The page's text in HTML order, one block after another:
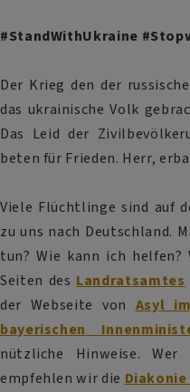
#StandWithUkraine
Der Krieg den der
das ukrainische Volk
Das Leid der
beten für Frieden. Herr,
Viele Flüchtlinge sind auf
zu uns nach Deutschland.
tun? Wie kann ich helfen?
Seiten des Landratsamtes
der Webseite von Asyl
bayerischen
nützliche Hinweise. Wer
empfehlen wir die